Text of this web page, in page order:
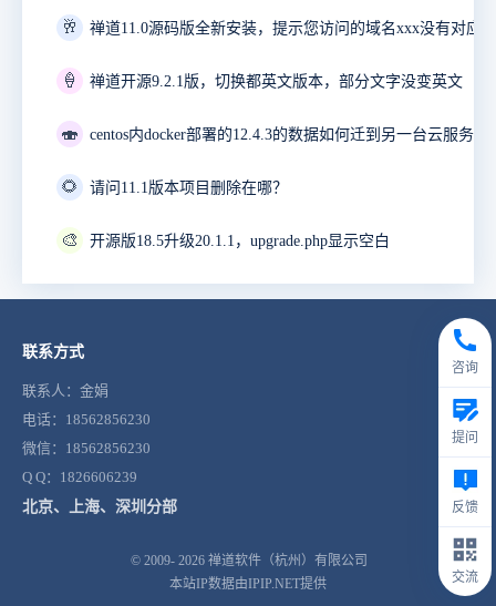
🥂 禅道11.0源码版全新安装，提示您访问的域名xxx没有对应
🍦 禅道开源9.2.1版，切换都英文版本，部分文字没变英文
🍣
🌻 请问11.1版本项目删除在哪？
🎨 开源版18.5升级20.1.1，upgrade.php显示空白
联系方式
联系人：金娟
电话：18562856230
微信：18562856230
Q Q：1826606239
北京、上海、深圳分部
© 2009- 2026 禅道软件（杭州）有限公司
本站IP数据由IPIP.NET提供
咨询
提问
反馈
交流